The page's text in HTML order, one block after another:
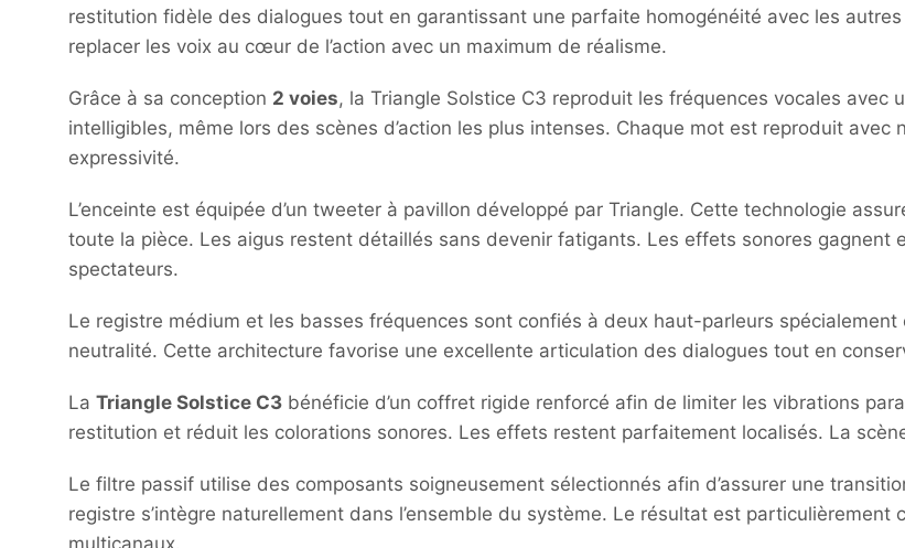
restitution fidèle des dialogues tout en garantissant une parfaite homogénéité avec les
replacer les voix au cœur de l’action avec un maximum de réalisme.
Grâce à sa conception 2 voies, la Triangle Solstice C3 reproduit les fréquences vocales
intelligibles, même lors des scènes d’action les plus intenses. Chaque mot est reproduit
expressivité.
L’enceinte est équipée d’un tweeter à pavillon développé par Triangle. Cette technologie
toute la pièce. Les aigus restent détaillés sans devenir fatigants. Les effets sonores gagnent
spectateurs.
Le registre médium et les basses fréquences sont confiés à deux haut-parleurs
neutralité. Cette architecture favorise une excellente articulation des dialogues tout en
La Triangle Solstice C3 bénéficie d’un coffret rigide renforcé afin de limiter les vibrations
restitution et réduit les colorations sonores. Les effets restent parfaitement localisés. La
Le filtre passif utilise des composants soigneusement sélectionnés afin d’assurer une
registre s’intègre naturellement dans l’ensemble du système. Le résultat est